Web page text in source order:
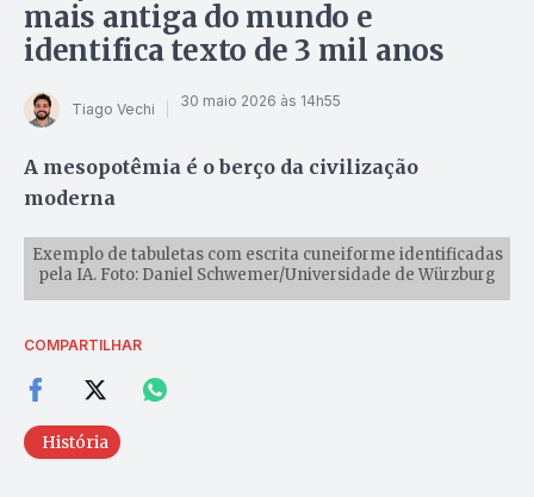
mais antiga do mundo e
identifica texto de 3 mil anos
Tiago Vechi 30 maio 2026 às 14h55
A mesopotêmia é o berço da civilização
moderna
Exemplo de tabuletas com escrita cuneiforme identificadas
pela IA. Foto: Daniel Schwemer/Universidade de Würzburg
COMPARTILHAR
História